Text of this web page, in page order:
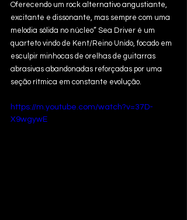
Oferecendo um rock alternativo angustiante,
excitante e dissonante, mas sempre com uma
melodia sólida no núcleo” Sea Driver é um
quarteto vindo de Kent/Reino Unido, focado em
esculpir minhocas de orelhas de guitarras
abrasivas abandonadas reforçadas por uma
seção rítmica em constante evolução.
https://m.youtube.com/watch?v=37D-
X9wgywE